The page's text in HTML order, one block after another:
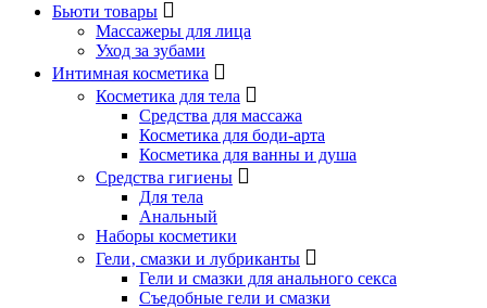
Бьюти товары
Массажеры для лица
Уход за зубами
Интимная косметика
Косметика для тела
Средства для массажа
Косметика для боди-арта
Косметика для ванны и душа
Средства гигиены
Для тела
Анальный
Наборы косметики
Гели‚ смазки и лубриканты
Гели и смазки для анального секса
Съедобные гели и смазки